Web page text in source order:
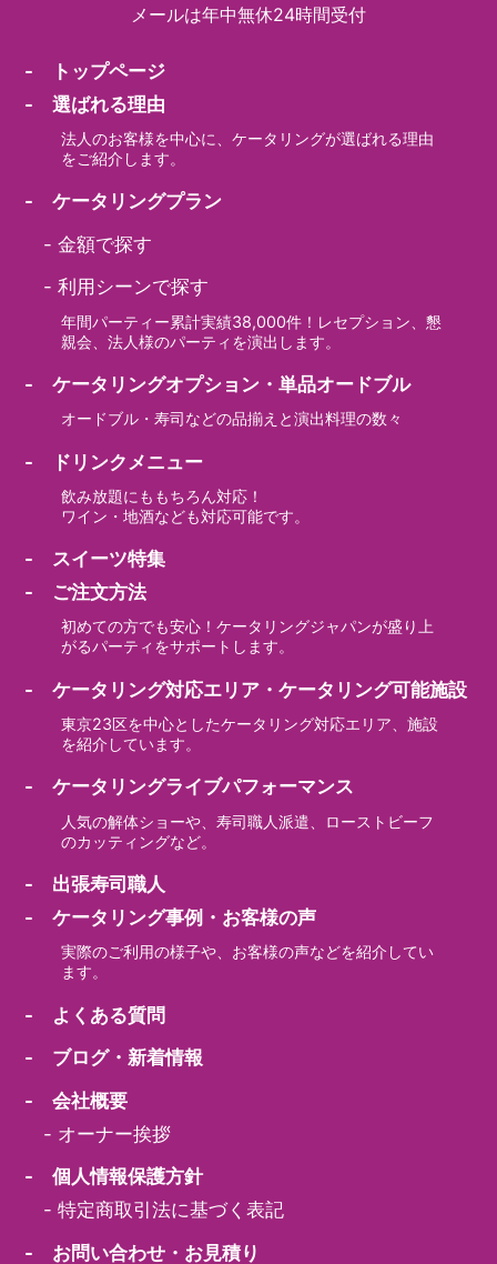
メールは年中無休24時間受付
- トップページ
- 選ばれる理由
法人のお客様を中心に、ケータリングが選ばれる理由
をご紹介します。
- ケータリングプラン
-金額で探す
-利用シーンで探す
年間パーティー累計実績38,000件！レセプション、懇
親会、法人様のパーティを演出します。
- ケータリングオプション・単品オードブル
オードブル・寿司などの品揃えと演出料理の数々
- ドリンクメニュー
飲み放題にももちろん対応！
ワイン・地酒なども対応可能です。
- スイーツ特集
- ご注文方法
初めての方でも安心！ケータリングジャパンが盛り上
がるパーティをサポートします。
- ケータリング対応エリア・ケータリング可能施設
東京23区を中心としたケータリング対応エリア、施設
を紹介しています。
- ケータリングライブパフォーマンス
人気の解体ショーや、寿司職人派遣、ローストビーフ
のカッティングなど。
- 出張寿司職人
- ケータリング事例・お客様の声
実際のご利用の様子や、お客様の声などを紹介してい
ます。
- よくある質問
- ブログ・新着情報
- 会社概要
- オーナー挨拶
- 個人情報保護方針
-特定商取引法に基づく表記
- お問い合わせ・お見積り